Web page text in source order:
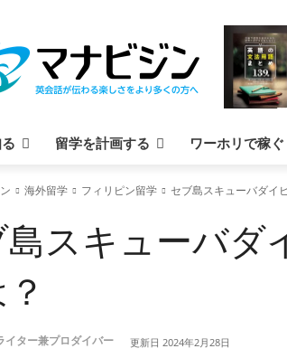
留学を計画する ワーホリで稼ぐ
海外留学 フィリピン留学 セブ島スキューバダイ
島スキューバダ
イター兼プロダイバー 更新日 2024年2月28日